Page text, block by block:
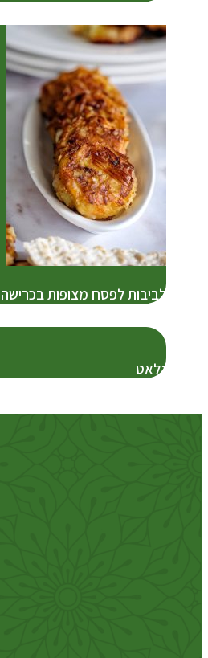
לביבות לפסח מצופות בכרישה
גלאט